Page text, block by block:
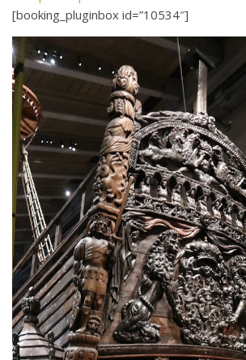
[booking_pluginbox id=”10534″]